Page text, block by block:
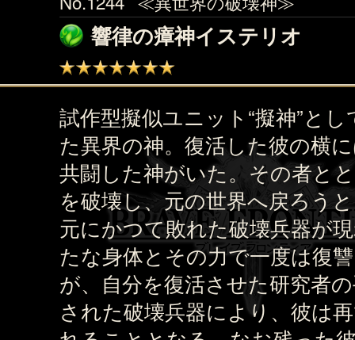
響律の瘴神イステリオ
試作型擬似ユニット“擬神”と
た異界の神。復活した彼の横
共闘した神がいた。その者と
を破壊し、元の世界へ戻ろう
元にかつて敗れた破壊兵器が
たな身体とその力で一度は復
が、自分を復活させた研究者
された破壊兵器により、彼は